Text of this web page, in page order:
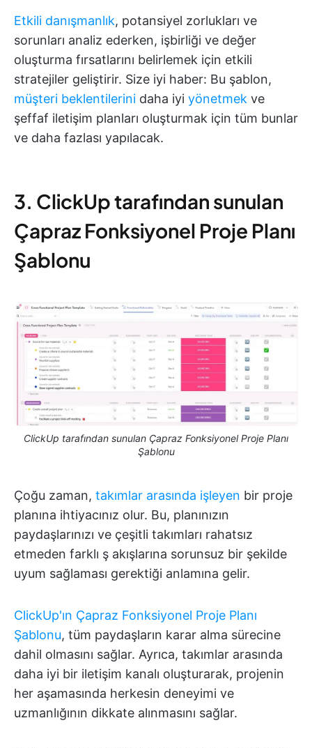
Etkili danışmanlık, potansiyel zorlukları ve
sorunları analiz ederken, işbirliği ve değer
oluşturma fırsatlarını belirlemek için etkili
stratejiler geliştirir. Size iyi haber: Bu şablon,
müşteri beklentilerini daha iyi yönetmek ve
şeffaf iletişim planları oluşturmak için tüm bunlar
ve daha fazlası yapılacak.
3. ClickUp tarafından sunulan
Çapraz Fonksiyonel Proje Planı
Şablonu
ClickUp tarafından sunulan Çapraz Fonksiyonel Proje Planı
Şablonu
Çoğu zaman, takımlar arasında işleyen bir proje
planına ihtiyacınız olur. Bu, planınızın
paydaşlarınızı ve çeşitli takımları rahatsız
etmeden farklı ş akışlarına sorunsuz bir şekilde
uyum sağlaması gerektiği anlamına gelir.
ClickUp'ın Çapraz Fonksiyonel Proje Planı
Şablonu, tüm paydaşların karar alma sürecine
dahil olmasını sağlar. Ayrıca, takımlar arasında
daha iyi bir iletişim kanalı oluşturarak, projenin
her aşamasında herkesin deneyimi ve
uzmanlığının dikkate alınmasını sağlar.